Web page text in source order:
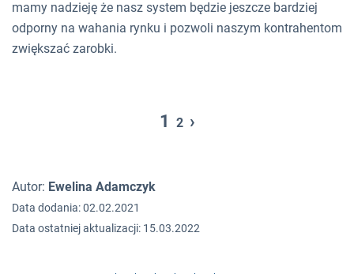
mamy nadzieję że nasz system będzie jeszcze bardziej
odporny na wahania rynku i pozwoli naszym kontrahentom
zwiększać zarobki.
1 2 ›
Autor: Ewelina Adamczyk
Data dodania: 02.02.2021
Data ostatniej aktualizacji: 15.03.2022